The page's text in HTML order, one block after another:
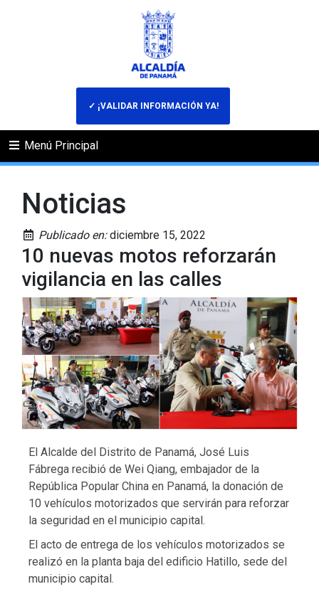
✓ ¡VALIDAR INFORMACIÓN YA!
Menú Principal
Noticias
Publicado en:diciembre 15, 2022
10 nuevas motos reforzarán
vigilancia en las calles
El Alcalde del Distrito de Panamá, José Luis
Fábrega recibió de Wei Qiang, embajador de la
República Popular China en Panamá, la donación de
10 vehículos motorizados que servirán para reforzar
la seguridad en el municipio capital.
El acto de entrega de los vehículos motorizados se
realizó en la planta baja del edificio Hatillo, sede del
municipio capital.